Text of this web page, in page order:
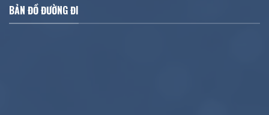
BẢN ĐỒ ĐƯỜNG ĐI